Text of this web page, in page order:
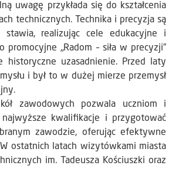
uwagę przykłada się do kształcenia
technicznych. Technika i precyzja są
realizując cele edukacyjne i
promocyjne „Radom – siła w precyzji”
historyczne uzasadnienie. Przed laty
i był to w dużej mierze przemysł
zawodowych pozwala uczniom i
najwyższe kwalifikacje i przygotować
zawodzie, oferując efektywne
W ostatnich latach wizytówkami miasta
im. Tadeusza Kościuszki oraz